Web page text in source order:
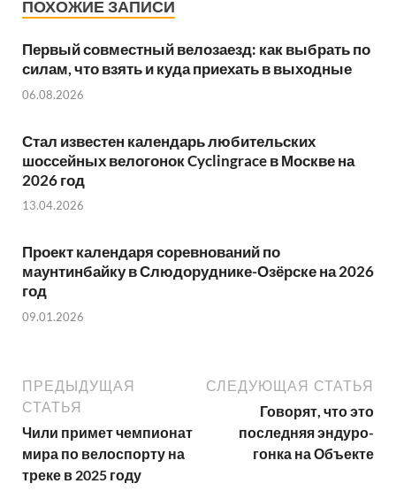
ПОХОЖИЕ ЗАПИСИ
Первый совместный велозаезд: как выбрать по
силам, что взять и куда приехать в выходные
06.08.2026
Стал известен календарь любительских
шоссейных велогонок Cyclingrace в Москве на
2026 год
13.04.2026
Проект календаря соревнований по
маунтинбайку в Слюдоруднике-Озёрске на 2026
год
09.01.2026
ПРЕДЫДУЩАЯ
СТАТЬЯ
Чили примет чемпионат
мира по велоспорту на
треке в 2025 году
СЛЕДУЮЩАЯ СТАТЬЯ
Говорят, что это
последняя эндуро-
гонка на Объекте